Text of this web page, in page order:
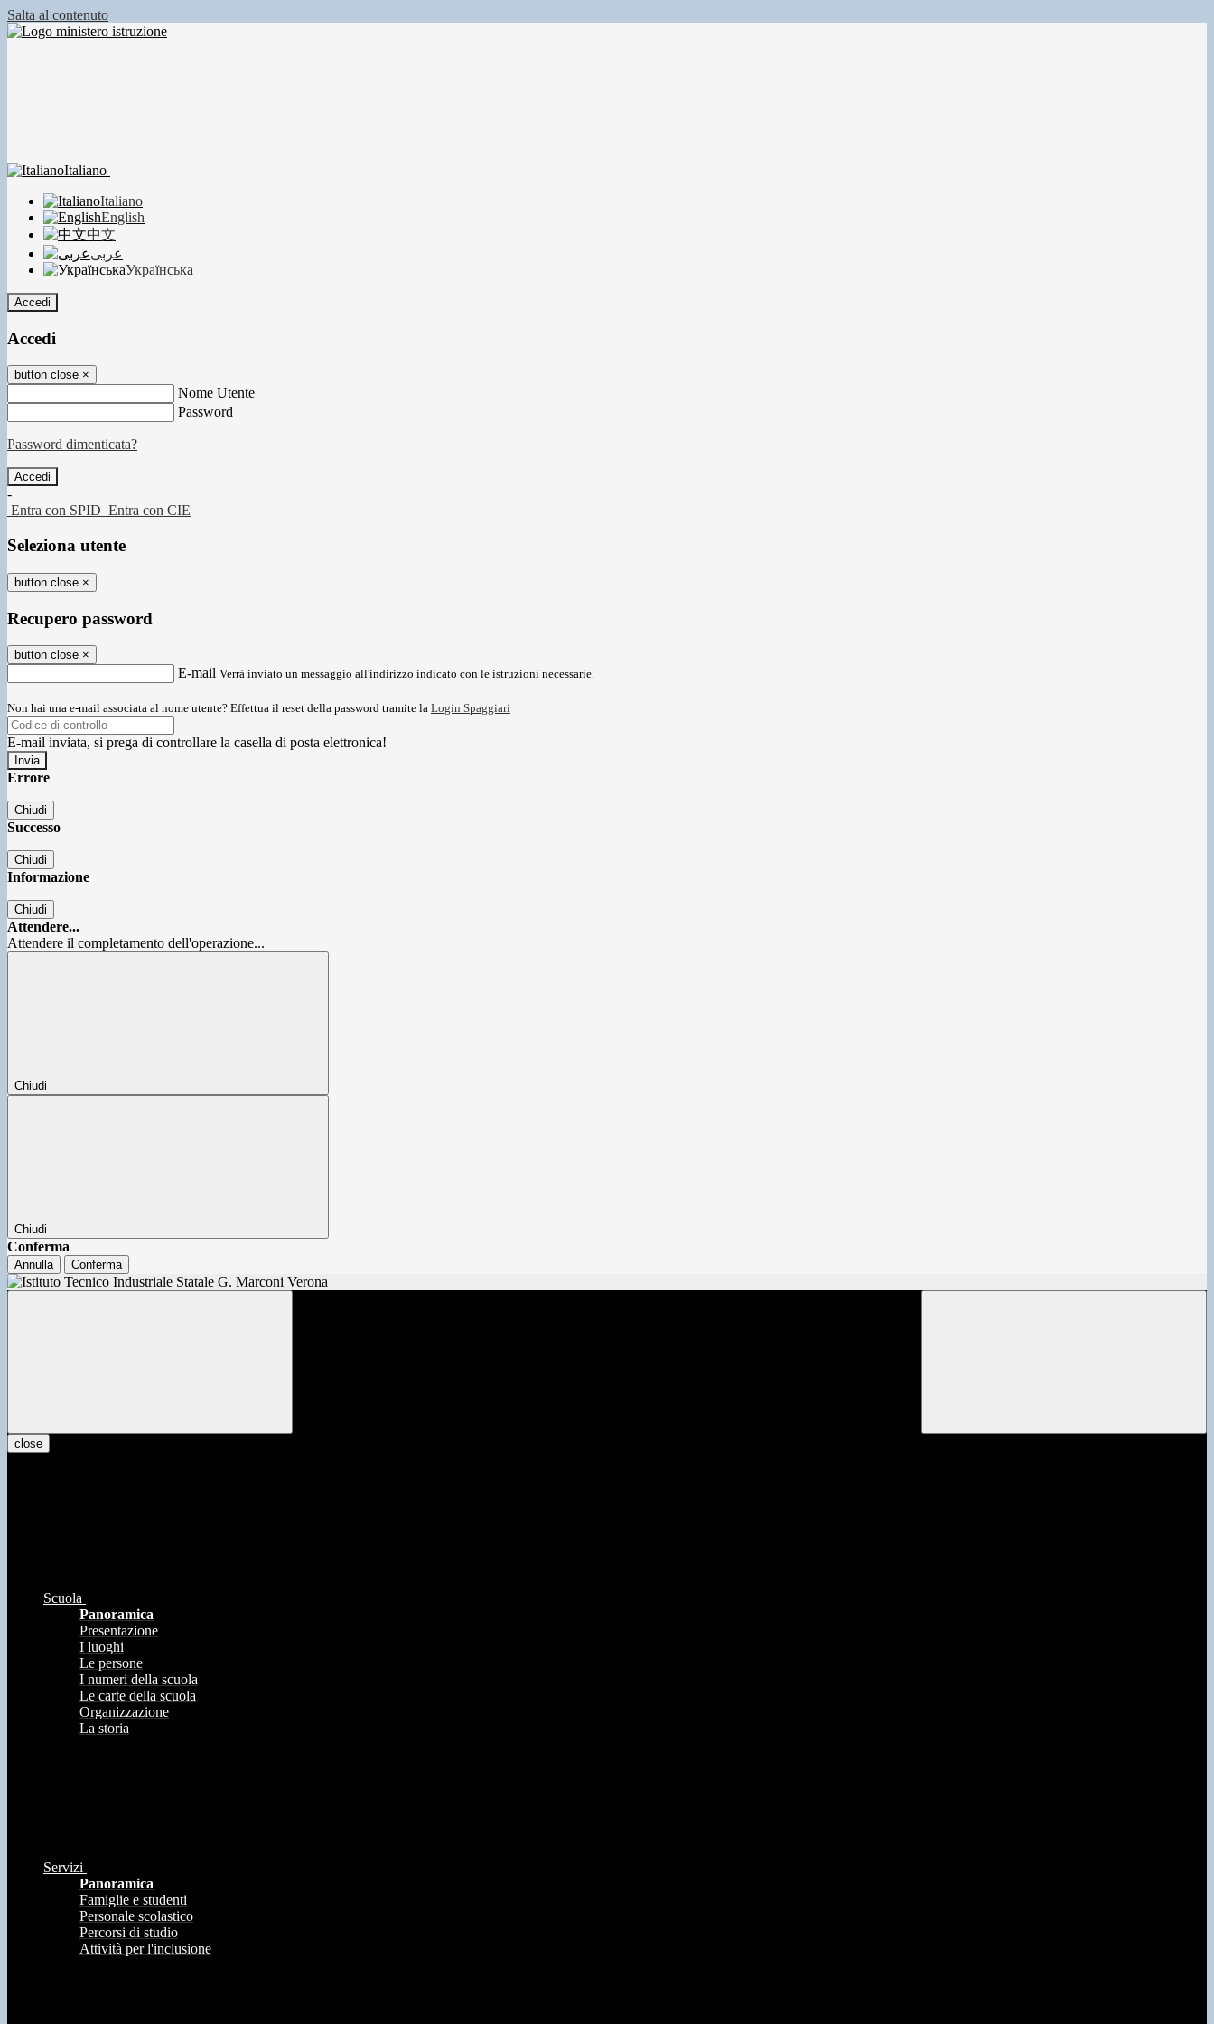
Salta al contenuto
Italiano
Italiano
English
中文
عربى
Українська
Accedi
Accedi
button close ×
Nome Utente
Password
Password dimenticata?
-
Entra con SPID Entra con CIE
Seleziona utente
button close ×
Recupero password
button close ×
E-mail Verrà inviato un messaggio all'indirizzo indicato con le istruzioni necessarie.
Non hai una e-mail associata al nome utente? Effettua il reset della password tramite la Login Spaggiari
E-mail inviata, si prega di controllare la casella di posta elettronica!
Errore
Chiudi
Successo
Chiudi
Informazione
Chiudi
Attendere...
Attendere il completamento dell'operazione...
Chiudi
Chiudi
Conferma
Annulla Conferma
close
Scuola
Panoramica
Presentazione
I luoghi
Le persone
I numeri della scuola
Le carte della scuola
Organizzazione
La storia
Servizi
Panoramica
Famiglie e studenti
Personale scolastico
Percorsi di studio
Attività per l'inclusione